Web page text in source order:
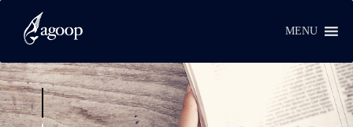
MENU